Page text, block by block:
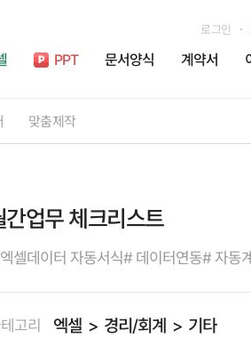
PPT 문서양식 계약서
로그인
맞춤제작
간업무 체크리스트
셀데이터 자동서식# 데이터연동# 자동
고리 엑셀 경리/회계 기타